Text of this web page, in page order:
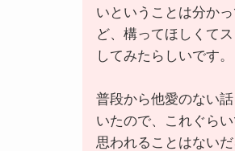
いということは分か
ど、構ってほしくて
してみたらしいです。
普段から他愛のない
いたので、これぐら
思われることはない